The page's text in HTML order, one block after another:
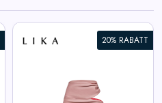
20% RABATT